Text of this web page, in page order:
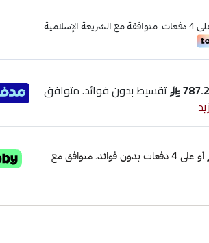
تقسيط بدون فوائد. متوافق